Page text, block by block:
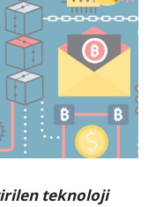
teknoloji